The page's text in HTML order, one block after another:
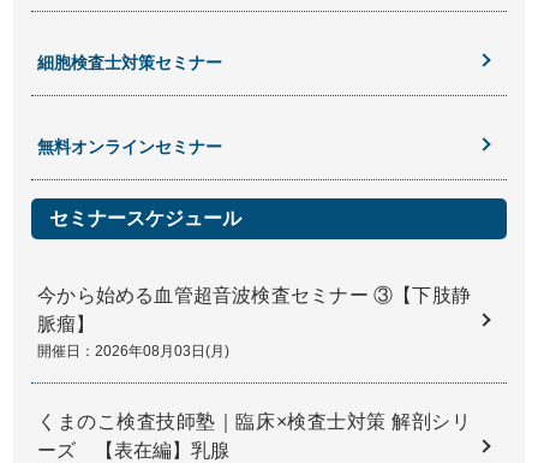
細胞検査士対策セミナー
無料オンラインセミナー
セミナースケジュール
今から始める血管超音波検査セミナー ③【下肢静
脈瘤】
開催日：2026年08月03日(月)
くまのこ検査技師塾｜臨床×検査士対策 解剖シリ
ーズ 【表在編】乳腺